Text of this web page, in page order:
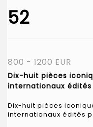
52
800 - 1200 EUR
Dix-huit pièces
internationaux
Dix-huit pièces
internationaux édités